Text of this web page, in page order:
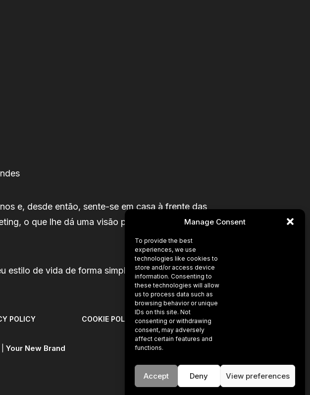
Manage Consent
To provide the best
experiences, we use
technologies like cookies to
store and/or access device
information. Consenting to
these technologies will allow
us to process data such as
browsing behavior or unique
IDs on this site. Not
consenting or withdrawing
consent, may adversely
affect certain features and
functions.
Accept Deny View preferences
e, desde então, sente-se em casa à frente das
o que lhe dá uma visão privilegiada sobre o que as
estilo de vida de forma simples, real e motivadora.
POLICY COOKIE POLICY
Your New Brand